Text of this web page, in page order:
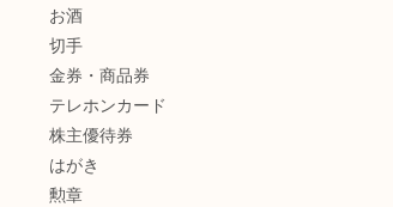
お酒
切手
金券・商品券
テレホンカード
株主優待券
はがき
勲章